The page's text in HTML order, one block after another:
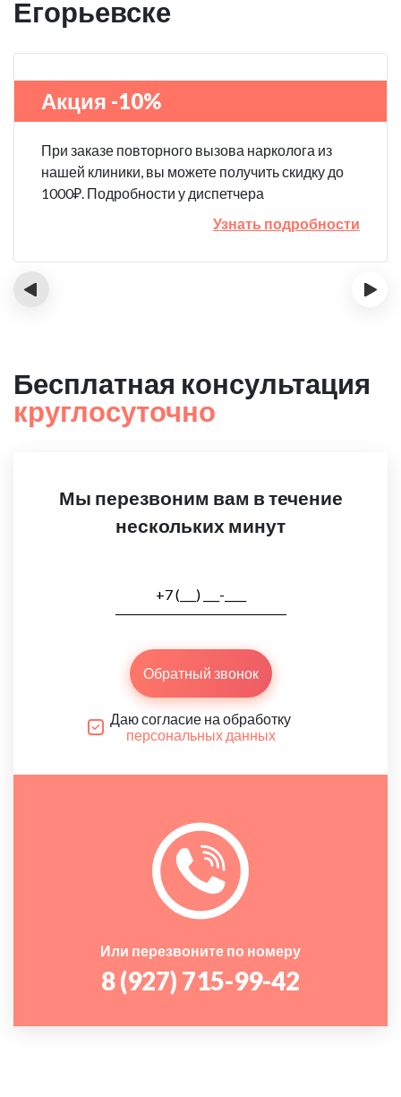
Егорьевске
Акция -10%
При заказе повторного вызова нарколога из
нашей клиники, вы можете получить скидку до
1000₽. Подробности у диспетчера
Узнать подробности
‹ ›
Бесплатная консультация
круглосуточно
Мы перезвоним вам в течение
нескольких минут
Обратный звонок
Даю согласие на обработку
персональных данных
Или перезвоните по номеру
8 (927) 715-99-42